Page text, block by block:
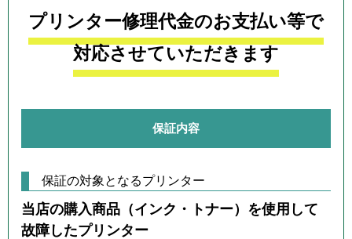
プリンター修理代金のお支払い等で
対応させていただきます
保証内容
保証の対象となるプリンター
当店の購入商品（インク・トナー）を使用して
故障したプリンター